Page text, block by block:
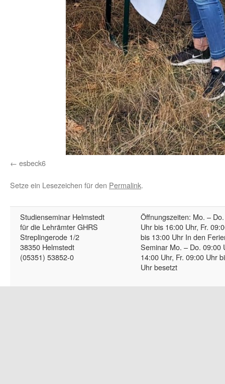
esbeck6
Setze ein Lesezeichen für den Permalink.
Studienseminar Helmstedt
für die Lehrämter GHRS
Streplingerode 1/2
38350 Helmstedt
(05351) 53852-0
Öffnungszeiten: Mo. –
Uhr bis 16:00 Uhr, Fr.
bis 13:00 Uhr In den
Seminar Mo. – Do. 09:00
14:00 Uhr, Fr. 09:00 Uhr
Uhr besetzt